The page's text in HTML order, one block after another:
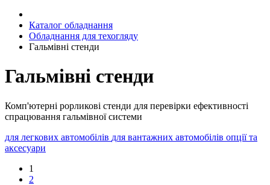
Каталог обладнання
Обладнання для техогляду
Гальмівні стенди
Гальмівні стенди
Комп'ютерні рорликові стенди для перевірки ефективності
спрацювання гальмівної системи
для легкових автомобілів для вантажних автомобілів опції та
аксесуари
1
2